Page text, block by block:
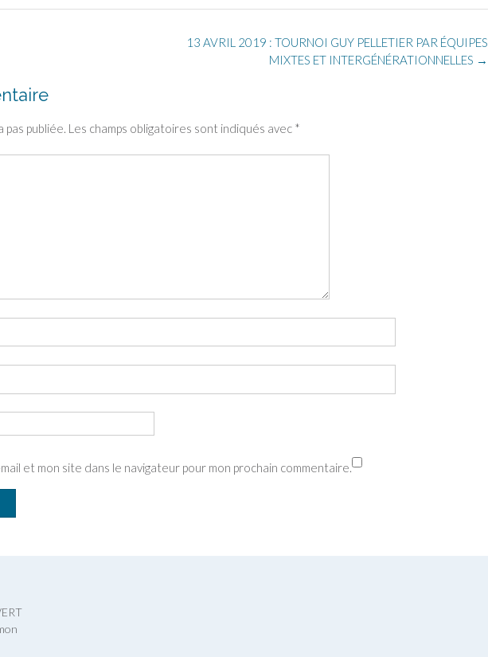
13 AVRIL 2019 : TOURNOI GUY PELLETIER PAR ÉQUIPES
MIXTES ET INTERGÉNÉRATIONNELLES →
publiée. Les champs obligatoires sont indiqués avec *
et mon site dans le navigateur pour mon prochain commentaire.